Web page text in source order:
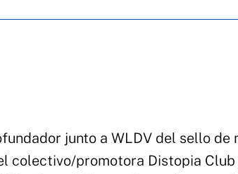
junto a WLDV del sello de
colectivo/promotora Distopia Club